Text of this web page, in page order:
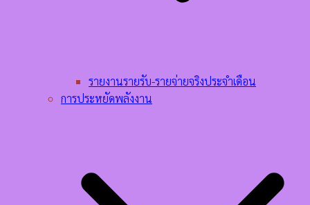
รายงานรายรับ-รายจ่ายจริงประจำเดือน
การประหยัดพลังงาน